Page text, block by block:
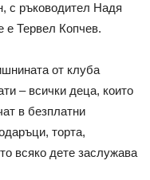
с ръководител Надя
е Тервел Копчев.
от клуба
– всички деца, които
в безплатни
торта,
всяко дете заслужава